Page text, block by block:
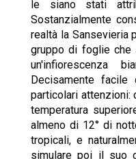
le siano stati
Sostanzialmente
realtà la Sansevieria
gruppo di foglie che
un'infiorescenza
Decisamente
particolari attenzioni:
temperatura
almeno di 12° di
tropicali, e
simulare poi il suo